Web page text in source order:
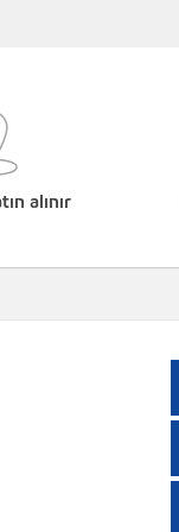
alınır